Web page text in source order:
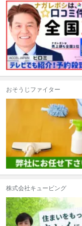
おそうじファイター
株式会社キュービング